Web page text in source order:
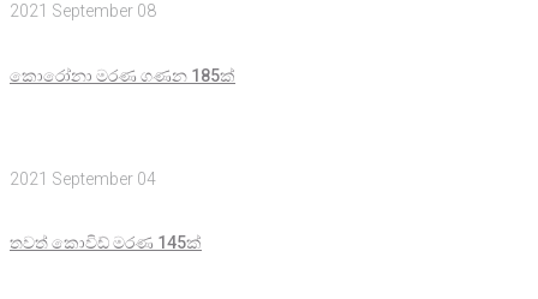
2021 September 08
කොරෝනා මරණ ගණන 185ක්
2021 September 04
තවත් කොවිඩ් මරණ 145ක්